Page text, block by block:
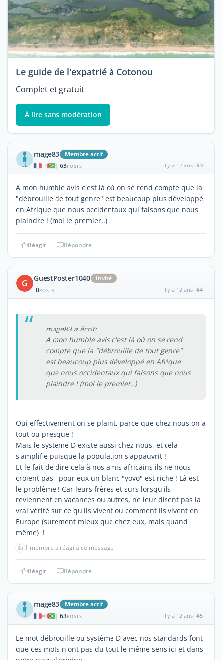
Le guide de l'expatrié à Cotonou
Complet et gratuit
À lire sans modération
mage83 Membre actif
| 63POSTS il y a 12 ans #3
A mon humble avis c'est là où on se rend compte que la
"débrouille de tout genre" est beaucoup plus développé
en Afrique que nous occidentaux qui faisons que nous
plaindre ! (moi le premier..)
Réagir Répondre
G GuestPoster1040
Invité
0POSTS il y a 12 ans #4
mage83 a écrit:
A mon humble avis c'est là où on se rend
compte que la "débrouille de tout genre"
est beaucoup plus développé en Afrique
que nous occidentaux qui faisons que nous
plaindre ! (moi le premier..)
Oui effectivement on se plaint, parce que chez nous on a
tout ou presque !
Mais le système D existe aussi chez nous, et cela
s'amplifie puisque la population s'appauvrit !
Et le fait de dire cela à nos amis africains ils ne nous
croient pas ! pour eux un blanc "yovo" est riche ! Là est
le problème ! Car leurs frères et surs lorsqu'ils
reviennent en vacances ou autres, ne leur disent pas la
vrai vérité sur ce qu'ils vivent ou comment ils vivent en
Europe (surement mieux que chez eux, mais quand
même) !
👍 1 membre a réagi à ce message
Réagir Répondre
mage83 Membre actif
| 63POSTS il y a 12 ans #5
Le mot débrouille ou système D avec nos standards font
que ces mots n'ont pas du tout le même sens ici et dans